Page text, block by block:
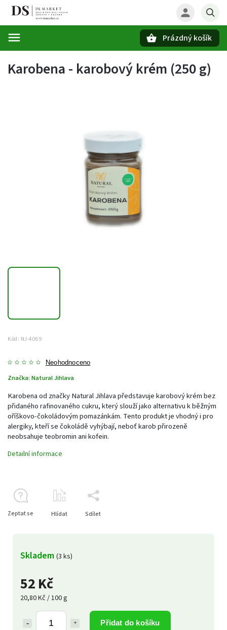
Prázdný košík
Karobena - karobový krém (250 g)
Kód: NJ-4069
Neohodnoceno
Značka: Natural Jihlava
52 Kč
20,80 Kč / 100 g
Přidat do košíku
Skladem (3 ks)
Karobena od značky Natural Jihlava představuje karobový krém bez
přidaného rafinovaného cukru, který slouží jako alternativu k běžným
oříškovo-čokoládovým pomazánkám. Tento produkt je vhodný i pro
alergiky, kteří se čokoládě vyhýbají, neboť karob přirozeně
neobsahuje teobromin ani kofein.
Detailní informace
Zeptat se Hlídat Sdílet